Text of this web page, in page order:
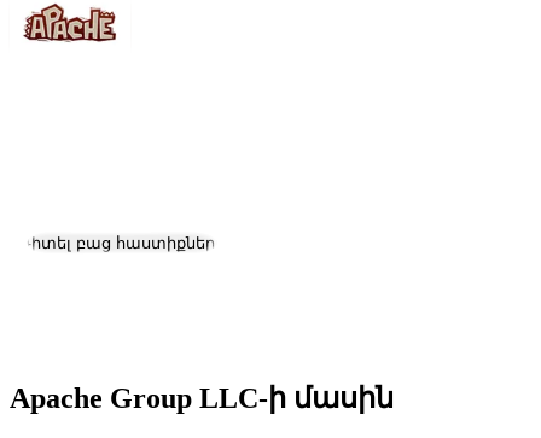
Դիտել բաց հաստիքները
Apache Group LLC-ի մասին